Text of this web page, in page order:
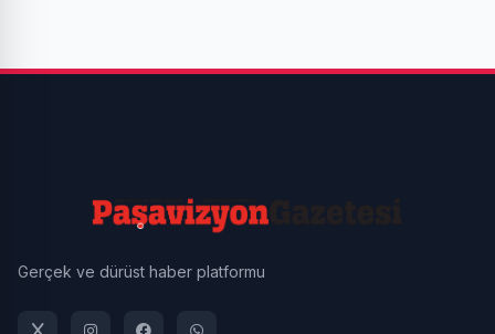
Gerçek ve dürüst haber platformu